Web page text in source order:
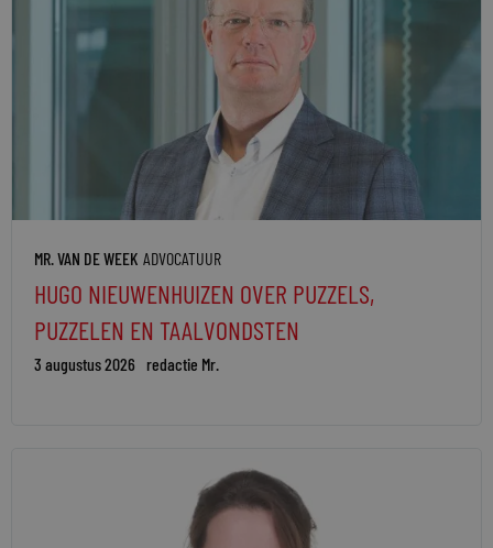
MR. VAN DE WEEK ADVOCATUUR
HUGO NIEUWENHUIZEN OVER PUZZELS,
PUZZELEN EN TAALVONDSTEN
3 augustus 2026 redactie Mr.